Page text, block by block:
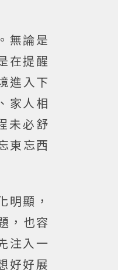
無論是
在提醒
進入下
家人相
未必舒
東忘西
明顯，
，也容
注入一
好好展